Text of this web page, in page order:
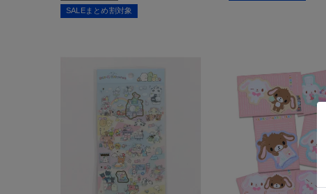
SALEまとめ割対象